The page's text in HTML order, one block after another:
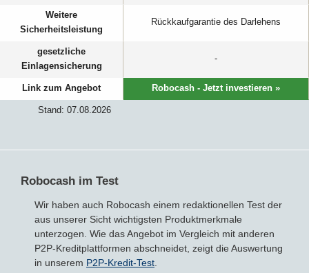
Stand: 07.08.2026
Weitere
Sicherheitsleistung
Rückkaufgarantie des Darlehens
gesetzliche
Einlagensicherung
-
Link zum Angebot Robocash - Jetzt investieren »
Robocash im Test
Wir haben auch Robocash einem redaktionellen Test der
aus unserer Sicht wichtigsten Produktmerkmale
unterzogen. Wie das Angebot im Vergleich mit anderen
P2P-Kreditplattformen abschneidet, zeigt die Auswertung
in unserem P2P-Kredit-Test